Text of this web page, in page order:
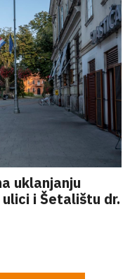
uklanjanju
i Šetalištu dr.